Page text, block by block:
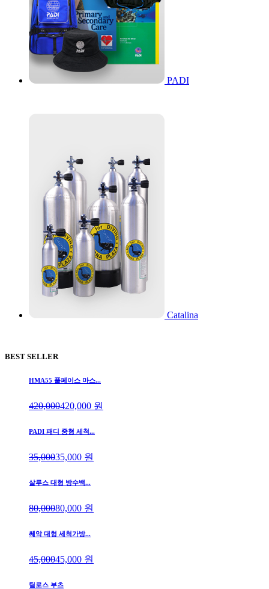
PADI
Catalina
BEST SELLER
HMA55 풀페이스 마스...
420,000420,000 원
PADI 패디 중형 세척...
35,00035,000 원
살루스 대형 방수백...
80,00080,000 원
쎄악 대형 세척가방...
45,00045,000 원
틸로스 부츠